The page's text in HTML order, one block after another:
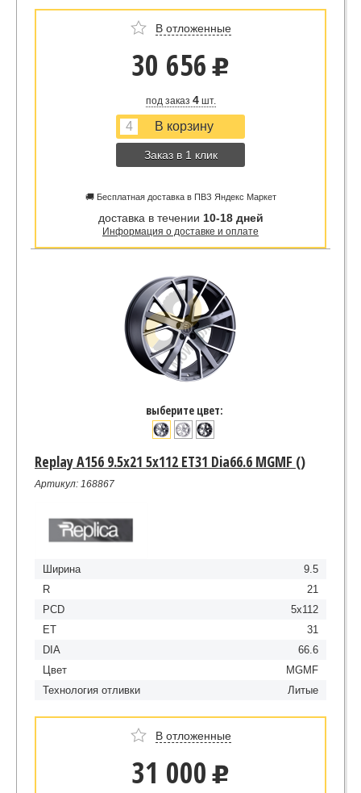
В отложенные
30 656 u
под заказ 4шт.
Заказ в 1 клик
🚚 Бесплатная доставка в ПВЗ Яндекс Маркет
доставка в течении 10-18 дней
Информация о доставке и оплате
выберите цвет:
Replay A156 9.5x21 5x112 ET31 Dia66.6 MGMF ()
Артикул: 168867
Ширина
9.5
R
21
PCD
5x112
ET
31
DIA
66.6
Цвет
MGMF
Технология отливки
Литые
В отложенные
31 000 u